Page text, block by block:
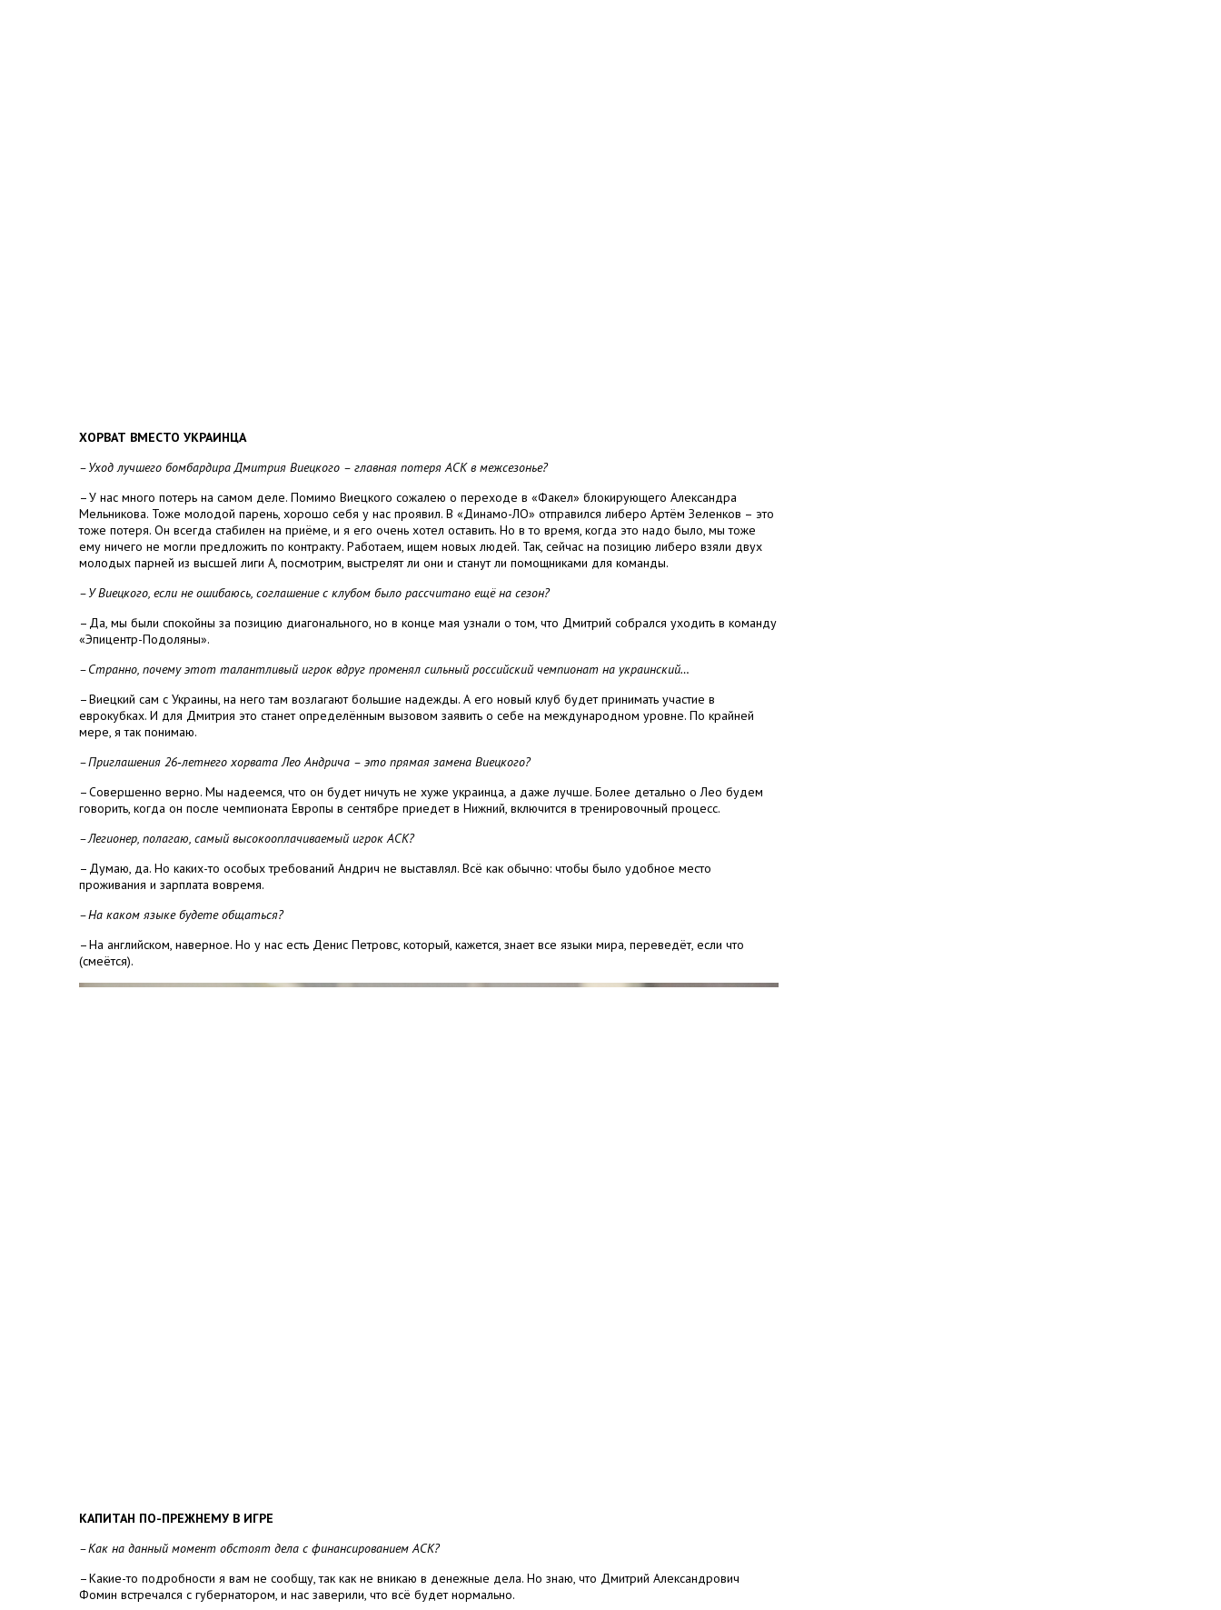
ХОРВАТ ВМЕСТО УКРАИНЦА
– Уход лучшего бомбардира Дмитрия Виецкого – главная потеря АСК в межсезонье?
– У нас много потерь на самом деле. Помимо Виецкого сожалею о переходе в «Факел» блокирующего Александра
Мельникова. Тоже молодой парень, хорошо себя у нас проявил. В «Динамо-ЛО» отправился либеро Артём Зеленков – это
тоже потеря. Он всегда стабилен на приёме, и я его очень хотел оставить. Но в то время, когда это надо было, мы тоже
ему ничего не могли предложить по контракту. Работаем, ищем новых людей. Так, сейчас на позицию либеро взяли двух
молодых парней из высшей лиги А, посмотрим, выстрелят ли они и станут ли помощниками для команды.
– У Виецкого, если не ошибаюсь, соглашение с клубом было рассчитано ещё на сезон?
– Да, мы были спокойны за позицию диагонального, но в конце мая узнали о том, что Дмитрий собрался уходить в команду
«Эпицентр-Подоляны».
– Странно, почему этот талантливый игрок вдруг променял сильный российский чемпионат на украинский…
– Виецкий сам с Украины, на него там возлагают большие надежды. А его новый клуб будет принимать участие в
еврокубках. И для Дмитрия это станет определённым вызовом заявить о себе на международном уровне. По крайней
мере, я так понимаю.
– Приглашения 26‑летнего хорвата Лео Андрича – это прямая замена Виецкого?
– Совершенно верно. Мы надеемся, что он будет ничуть не хуже украинца, а даже лучше. Более детально о Лео будем
говорить, когда он после чемпионата Европы в сентябре приедет в Нижний, включится в тренировочный процесс.
– Легионер, полагаю, самый высокооплачиваемый игрок АСК?
– Думаю, да. Но каких-то особых требований Андрич не выставлял. Всё как обычно: чтобы было удобное место
проживания и зарплата вовремя.
– На каком языке будете общаться?
– На английском, наверное. Но у нас есть Денис Петровс, который, кажется, знает все языки мира, переведёт, если что
(смеётся).
КАПИТАН ПО-ПРЕЖНЕМУ В ИГРЕ
– Как на данный момент обстоят дела с финансированием АСК?
– Какие-то подробности я вам не сообщу, так как не вникаю в денежные дела. Но знаю, что Дмитрий Александрович
Фомин встречался с губернатором, и нас заверили, что всё будет нормально.